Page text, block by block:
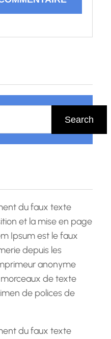
Search
du faux texte
et la mise en page
Ipsum est le faux
depuis les
anonyme
de texte
de polices de
du faux texte